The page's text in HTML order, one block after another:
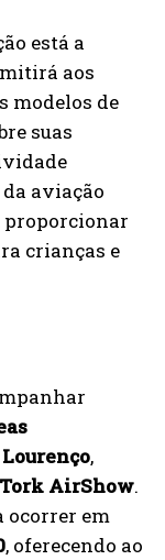
está a
aos
modelos de
suas
aviação
proporcionar
crianças e
,
AirShow.
ocorrer em
, oferecendo ao